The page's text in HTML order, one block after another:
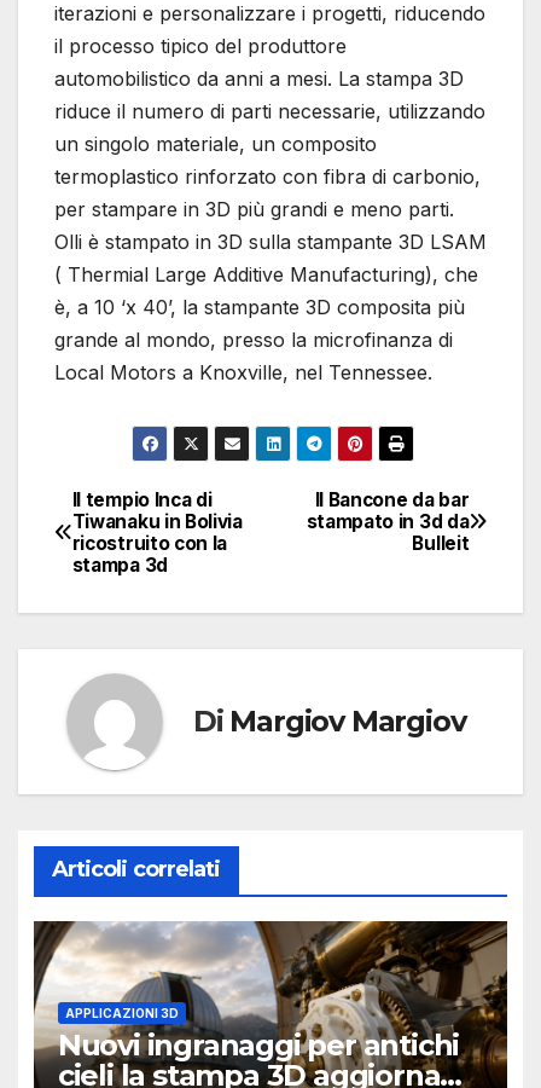
iterazioni e personalizzare i progetti, riducendo
il processo tipico del produttore
automobilistico da anni a mesi. La stampa 3D
riduce il numero di parti necessarie, utilizzando
un singolo materiale, un composito
termoplastico rinforzato con fibra di carbonio,
per stampare in 3D più grandi e meno parti.
Olli è stampato in 3D sulla stampante 3D LSAM
( Thermial Large Additive Manufacturing), che
è, a 10 ‘x 40’, la stampante 3D composita più
grande al mondo, presso la microfinanza di
Local Motors a Knoxville, nel Tennessee.
Navigazione
articoli
Il Bancone da bar
stampato in 3d da
Bulleit
Il tempio Inca di
Tiwanaku in Bolivia
ricostruito con la
stampa 3d
Di Margiov Margiov
Articoli correlati
APPLICAZIONI 3D
Nuovi ingranaggi per antichi
cieli la stampa 3D aggiorna